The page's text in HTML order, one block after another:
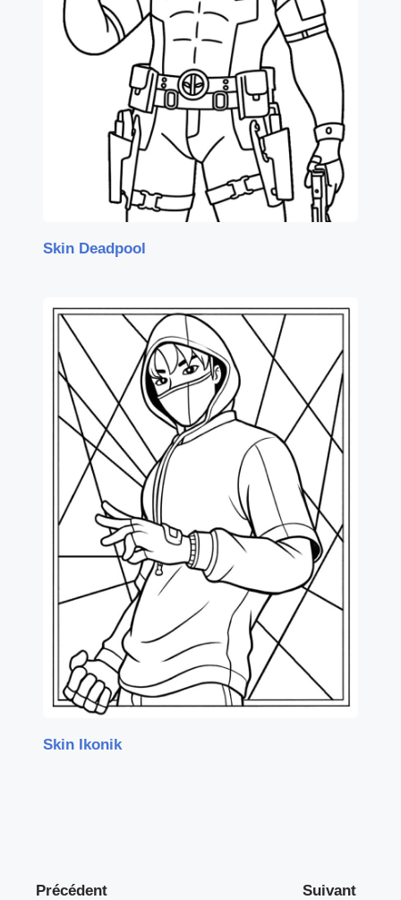
Skin Deadpool
Skin Ikonik
Précédent Suivant